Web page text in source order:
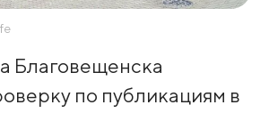
Благовещенска
по публикациям в